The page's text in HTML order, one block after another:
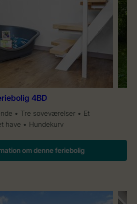
4BD
Tre soveværelser
Et
have Hundekurv
om denne feriebolig